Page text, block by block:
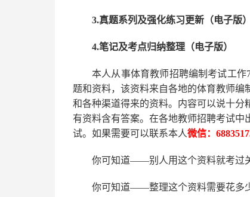
3.真题系列及强化练习更新（电子版）
4.笔记及考点归纳整理（电子版）
本人从事体育教师招聘编制考试工作
题和资料，该资料来自各地的体育教师编
和各种渠道得来的资料。内容可以说十分
有资料含有答案。 在各地教师招聘考试中
试。如果需要可以联系本人微信：
你可知道——别人用这个资料就考过
你可知道——整理这个资料需要花多